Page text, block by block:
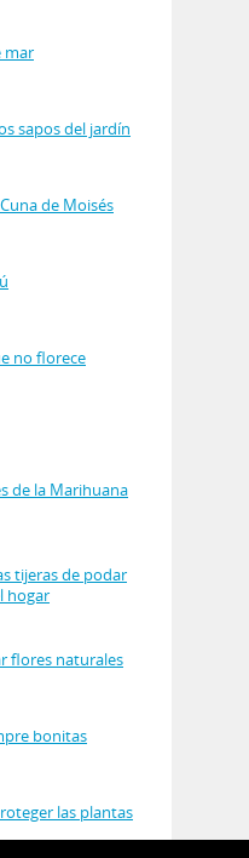
mar
sapos del jardín
de Moisés
no florece
de la Marihuana
tijeras de podar
hogar
flores naturales
bonitas
las plantas